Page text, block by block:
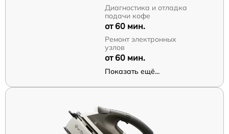
Диагностика и отладка
подачи кофе
от 60 мин.
Ремонт электронных
узлов
от 60 мин.
Показать ещё...